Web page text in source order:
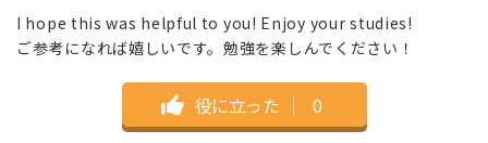
I hope this was helpful to you! Enjoy your studies!
ご参考になれば嬉しいです。勉強を楽しんでください！
役に立った ｜ 0